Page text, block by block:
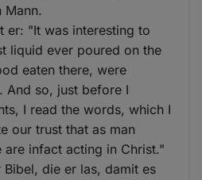
Mann.
er: "It was interesting to
liquid ever poured on the
eaten there, were
And so, just before I
I read the words, which I
our trust that as man
infact acting in Christ."
die er las, damit es